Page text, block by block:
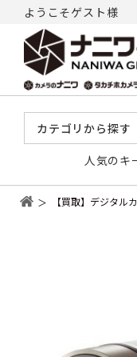
ようこそゲスト様
カテゴリから探す
人気のキ
【買取】デジタル